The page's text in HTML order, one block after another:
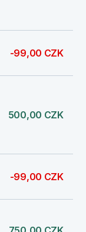
-99,00 CZK
500,00 CZK
-99,00 CZK